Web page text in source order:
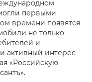
первыми
времени появятся
не только
и
активный интерес
«Российскую